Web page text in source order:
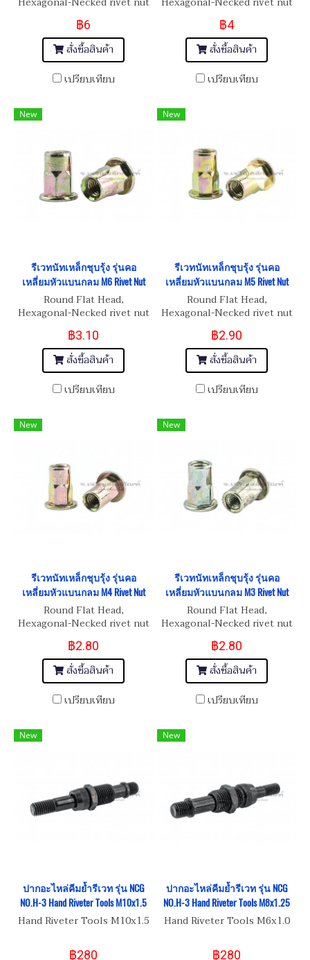
฿6
สั่งซื้อสินค้า
เปรียบเทียบ
฿4
สั่งซื้อสินค้า
เปรียบเทียบ
New
รีเวทนัทเหล็กชุบรุ้ง รุ่นคอ
เหลี่ยมหัวแบนกลม M6 Rivet Nut
Round Flat Head,
Hexagonal-Necked rivet nut
฿3.10
สั่งซื้อสินค้า
เปรียบเทียบ
New
รีเวทนัทเหล็กชุบรุ้ง รุ่นคอ
เหลี่ยมหัวแบนกลม M5 Rivet Nut
Round Flat Head,
Hexagonal-Necked rivet nut
฿2.90
สั่งซื้อสินค้า
เปรียบเทียบ
New
รีเวทนัทเหล็กชุบรุ้ง รุ่นคอ
เหลี่ยมหัวแบนกลม M4 Rivet Nut
Round Flat Head,
Hexagonal-Necked rivet nut
฿2.80
สั่งซื้อสินค้า
เปรียบเทียบ
New
รีเวทนัทเหล็กชุบรุ้ง รุ่นคอ
เหลี่ยมหัวแบนกลม M3 Rivet Nut
Round Flat Head,
Hexagonal-Necked rivet nut
฿2.80
สั่งซื้อสินค้า
เปรียบเทียบ
New
ปากอะไหล่คีมย้ำรีเวท รุ่น NCG
NO.H-3 Hand Riveter Tools M10x1.5
Hand Riveter Tools M10x1.5
฿280
New
ปากอะไหล่คีมย้ำรีเวท รุ่น NCG
NO.H-3 Hand Riveter Tools M8x1.25
Hand Riveter Tools M6x1.0
฿280